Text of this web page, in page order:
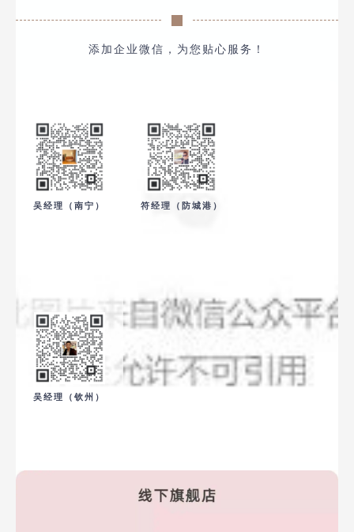
添加企业微信，为您贴心服务！
吴经理（南宁） 符经理（防城港）
吴经理（钦州）